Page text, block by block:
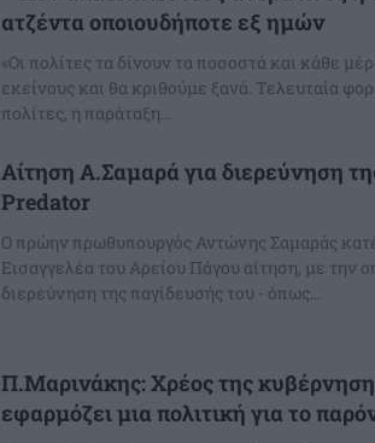
ατζέντα οποιουδήποτε εξ ημών
«Οι πολίτες τα δίνουν τα ποσοστά και κάθε
εκείνους και θα κριθούμε ξανά. Τελευταία
πολίτες, η παράταξη...
Αίτηση Α.Σαμαρά για διερεύνηση
Predator
Ο πρώην πρωθυπουργός Αντώνης Σαμαράς
Εισαγγελέα του Αρείου Πάγου αίτηση, με την
διερεύνηση της παγίδευσής του - όπως...
Π.Μαρινάκης: Χρέος της
εφαρμόζει μια πολιτική για το